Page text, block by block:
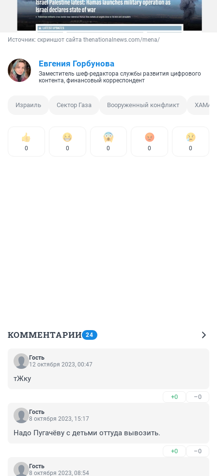
Источник: скриншот сайта thenationalnews.com/mena/
Евгения Горбунова
Заместитель шеф-редактора службы развития цифрового
контента, финансовый корреспондент
Израиль Сектор Газа Вооруженный конфликт ХАМАС
0 0 0 0 0
КОММЕНТАРИИ 24
Гость
12 октября 2023, 00:47
тЖку
+0 –0
Гость
8 октября 2023, 15:17
Надо Пугачёву с детьми оттуда вывозить.
+0 –0
Гость
8 октября 2023, 08:54